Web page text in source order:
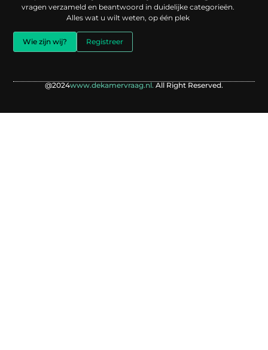
vragen verzameld en beantwoord in duidelijke categorieën.
Alles wat u wilt weten, op één plek
Wie zijn wij? Registreer
@2024www.dekamervraag.nl.All Right Reserved.